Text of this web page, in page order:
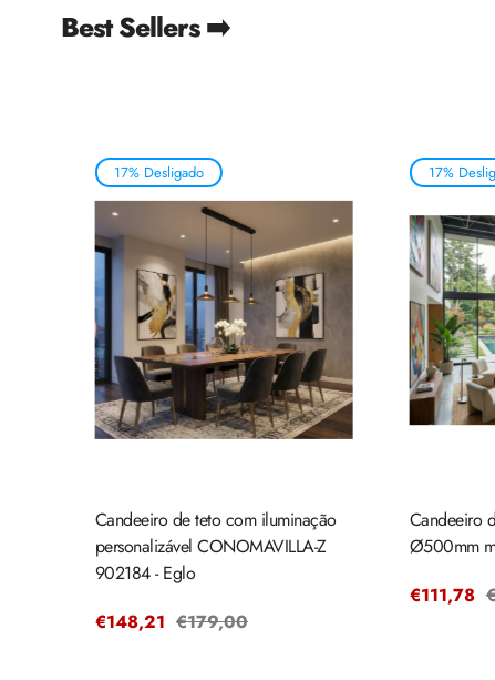
Best Sellers ➡️
17% Desligado
Candeeiro de teto com iluminação
personalizável CONOMAVILLA-Z
902184 - Eglo
Preço
€148,21 Preço
€179,00
17%
Candeeiro
Ø500mm
Preço
€111,78